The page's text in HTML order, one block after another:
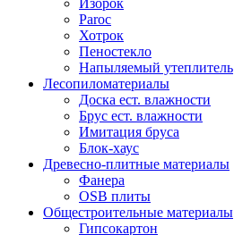
Изорок
Paroc
Хотрок
Пеностекло
Напыляемый утеплитель
Лесопиломатериалы
Доска ест. влажности
Брус ест. влажности
Имитация бруса
Блок-хаус
Древесно-плитные материалы
Фанера
OSB плиты
Общестроительные материалы
Гипсокартон